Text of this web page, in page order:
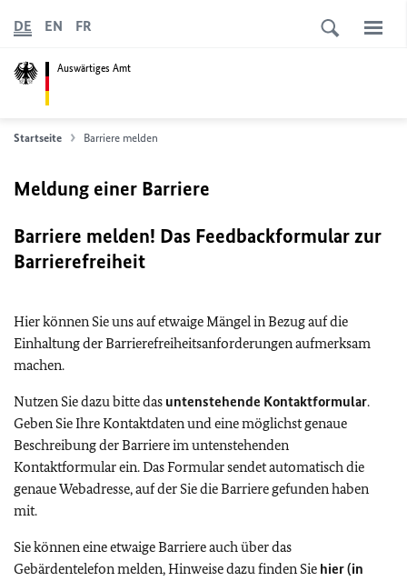
Auswärtiges Amt
DE EN FR
Startseite Barriere melden
Meldung einer Barriere
Barriere melden! Das Feedbackformular zur
Barrierefreiheit
Hier können Sie uns auf etwaige Mängel in Bezug auf die
Einhaltung der Barrierefreiheitsanforderungen aufmerksam
machen.
Nutzen Sie dazu bitte das untenstehende Kontaktformular.
Geben Sie Ihre Kontaktdaten und eine möglichst genaue
Beschreibung der Barriere im untenstehenden
Kontaktformular ein. Das Formular sendet automatisch die
genaue Webadresse, auf der Sie die Barriere gefunden haben
mit.
Sie können eine etwaige Barriere auch über das
Gebärdentelefon melden, Hinweise dazu finden Sie hier (in